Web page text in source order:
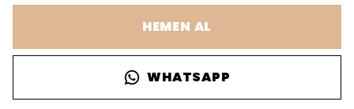
HEMEN AL
WHATSAPP